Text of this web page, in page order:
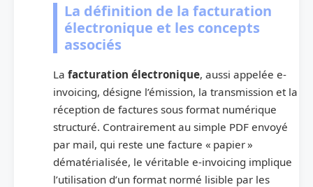
La définition de la facturation
électronique et les concepts
associés
La facturation électronique, aussi appelée e-
invoicing, désigne l’émission, la transmission et la
réception de factures sous format numérique
structuré. Contrairement au simple PDF envoyé
par mail, qui reste une facture « papier »
dématérialisée, le véritable e-invoicing implique
l’utilisation d’un format normé lisible par les